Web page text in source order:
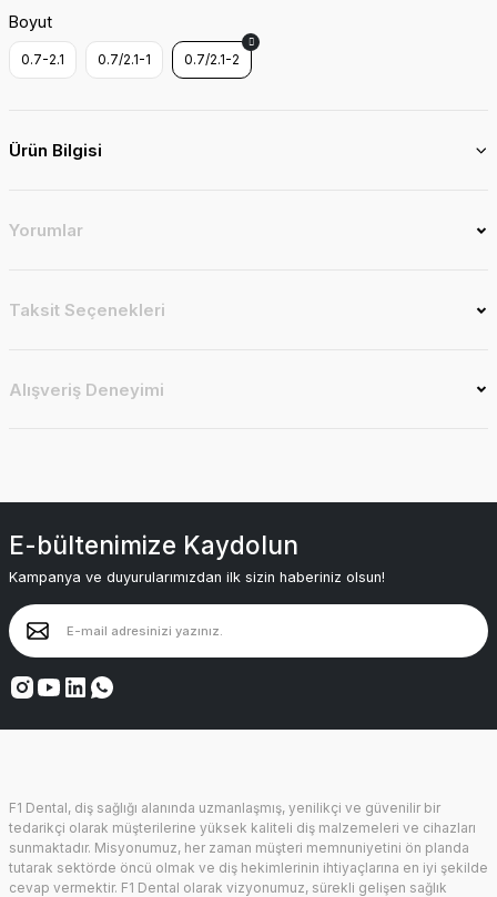
Boyut
0.7-2.1 0.7/2.1-1 0.7/2.1-2
Ürün Bilgisi
Yorumlar
Taksit Seçenekleri
Alışveriş Deneyimi
E-bültenimize Kaydolun
Kampanya ve duyurularımızdan ilk sizin haberiniz olsun!
F1 Dental, diş sağlığı alanında uzmanlaşmış, yenilikçi ve güvenilir bir
tedarikçi olarak müşterilerine yüksek kaliteli diş malzemeleri ve cihazları
sunmaktadır. Misyonumuz, her zaman müşteri memnuniyetini ön planda
tutarak sektörde öncü olmak ve diş hekimlerinin ihtiyaçlarına en iyi şekilde
cevap vermektir. F1 Dental olarak vizyonumuz, sürekli gelişen sağlık